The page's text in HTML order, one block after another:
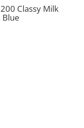
Classy Milk
Blue